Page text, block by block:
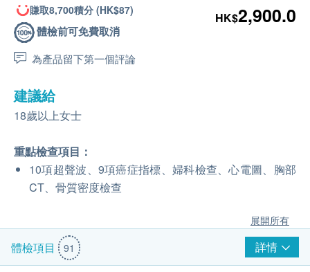
賺取8,700積分 (HK$87)
體檢前可免費取消
為產品留下第一個評論
HK$2,900.0
建議給
18歲以上女士
重點檢查項目：
10項超聲波、9項癌症指標、婦科檢查、心電圖、胸部
CT、骨質密度檢查
展開所有
體檢項目 91 詳情